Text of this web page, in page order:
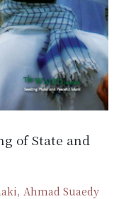
of State and
Ahmad Suaedy